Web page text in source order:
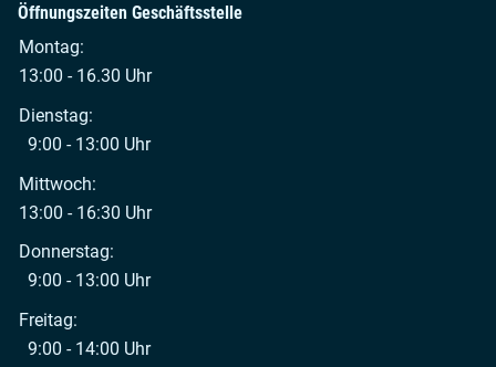
Öffnungszeiten Geschäftsstelle
Montag:
13:00 - 16.30 Uhr
Dienstag:
9:00 - 13:00 Uhr
Mittwoch:
13:00 - 16:30 Uhr
Donnerstag:
9:00 - 13:00 Uhr
Freitag:
9:00 - 14:00 Uhr